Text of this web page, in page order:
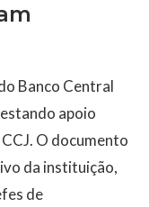
Banco Central
apoio
O documento
da instituição,
de